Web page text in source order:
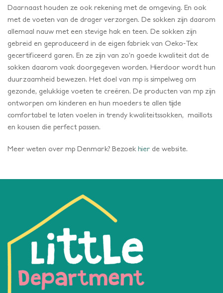
Daarnaast houden ze ook rekening met de omgeving. En ook
met de voeten van de drager verzorgen. De sokken zijn daarom
allemaal nauw met een stevige hak en teen. De sokken zijn
gebreid en geproduceerd in de eigen fabriek van Oeko-Tex
gecertificeerd garen. En ze zijn van zo’n goede kwaliteit dat de
sokken daarom vaak doorgegeven worden. Hierdoor wordt hun
duurzaamheid bewezen. Het doel van mp is simpelweg om
gezonde, gelukkige voeten te creëren. De producten van mp zijn
ontworpen om kinderen en hun moeders te allen tijde
comfortabel te laten voelen in trendy kwaliteitssokken, maillots
en kousen die perfect passen.
Meer weten over mp Denmark? Bezoek hier de website.